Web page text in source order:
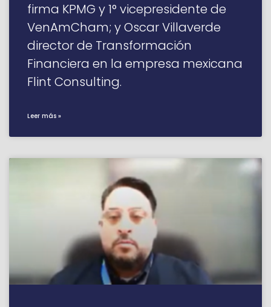
firma KPMG y 1° vicepresidente de
VenAmCham; y Oscar Villaverde
director de Transformación
Financiera en la empresa mexicana
Flint Consulting.
Leer más »